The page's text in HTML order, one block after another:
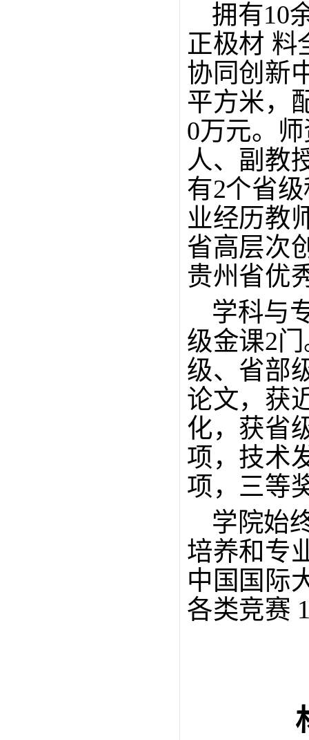
拥有10
正极材 料
协同创新
平方米，
0万元。
人、副教
有2个省
业经历教
省高层次
贵州省优
学科与
级金课2
级、省部
论文，获
化，获省
项，技术
项，三等
学院始
培养和专
中国国际
各类竞赛